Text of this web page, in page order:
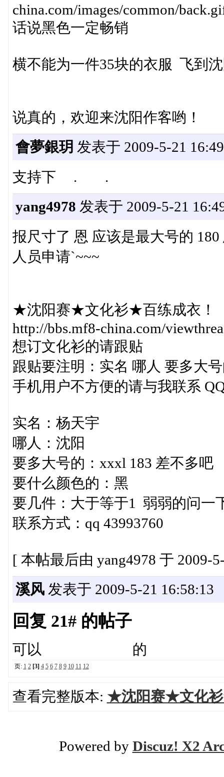
china.com/images/common/
话说黑色一定畅销
横不能为一件35块的衣服 飞到
说真的，欢迎来沈阳作客哟！
會夢銀玥 发表于 2009-5-21
支持下 . .
yang4978 发表于 2009-5-21
报尺寸了 恩 应该是最大号的
人员申请`~~~
★沈阳赛★文化衫★百练成衣！
http://bbs.mf8-china.com/
想订文化衫的请跟贴
跟贴要注明：实名 哪人 要多大
手机用户不方便的请与我联系
实名：杨天宇
哪人：沈阳
要多大号的：xxxl 183 差不多吧
要什么颜色的：黑
要几件：大于等于1 弱弱的问一
联系方式：qq 43993760
[ 本帖最后由 yang4978 于 2009-
溪风发表于 2009-5-21 16:58:13
回复 21# 的帖子
可以 的
页: 1 2 [3] 4 5 6 7 8 9 10 11 12
查看完整版本: ★沈阳赛★文化
Powered by Discuz! X2